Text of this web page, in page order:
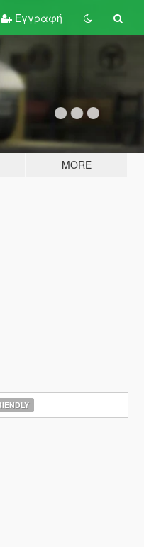
Εγγραφή
MORE